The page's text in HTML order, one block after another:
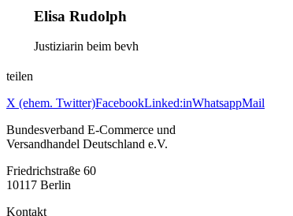
Elisa Rudolph
Justiziarin beim bevh
teilen
X (ehem. Twitter)FacebookLinked:inWhatsappMail
Bundesverband E-Commerce und
Versandhandel Deutschland e.V.
Friedrichstraße 60
10117 Berlin
Kontakt